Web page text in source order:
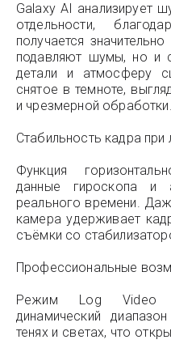
Galaxy AI анализирует
отдельности,
получается
подавляют шумы, но и
детали и атмосферу
снятое в темноте,
и чрезмерной обработки.
Стабильность кадра
Функция
данные гироскопа и
реального времени.
камера удерживает
съёмки со
Профессиональные
Режим Log Video
динамический
тенях и светах, что